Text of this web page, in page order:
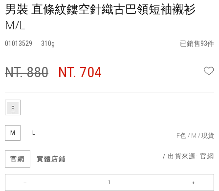
男裝 直條紋鏤空針織古巴領短袖襯衫
M/L
01013529 310 已銷售93件
NT. 880 NT. 704
M L F色 M 現貨
官網 實體店鋪 / 出貨來源:官網